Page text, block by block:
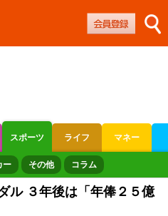
スポーツ ライフ マネー
ス
ー その他 コラム
ル ３年後は「年俸２５億